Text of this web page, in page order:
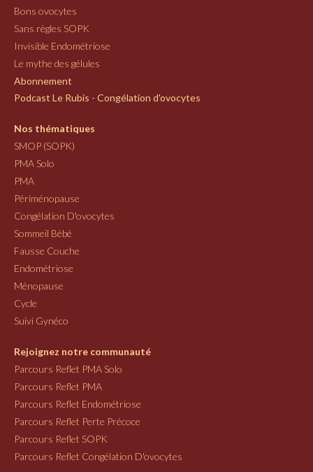
Bons ovocytes
Sans règles SOPK
Invisible Endométriose
Le mythe des gélules
Abonnement
Podcast Le Rubis - Congélation d'ovocytes
Nos thématiques
SMOP (SOPK)
PMA Solo
PMA
Périménopause
Congélation D'ovocytes
Sommeil Bébé
Fausse Couche
Endométriose
Ménopause
Cycle
Suivi Gynéco
Rejoignez notre communauté
Parcours Reflet PMA Solo
Parcours Reflet PMA
Parcours Reflet Endométriose
Parcours Reflet Perte Précoce
Parcours Reflet SOPK
Parcours Reflet Congélation D'ovocytes